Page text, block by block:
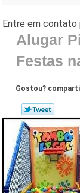
Alugar
Festas
Gostou?